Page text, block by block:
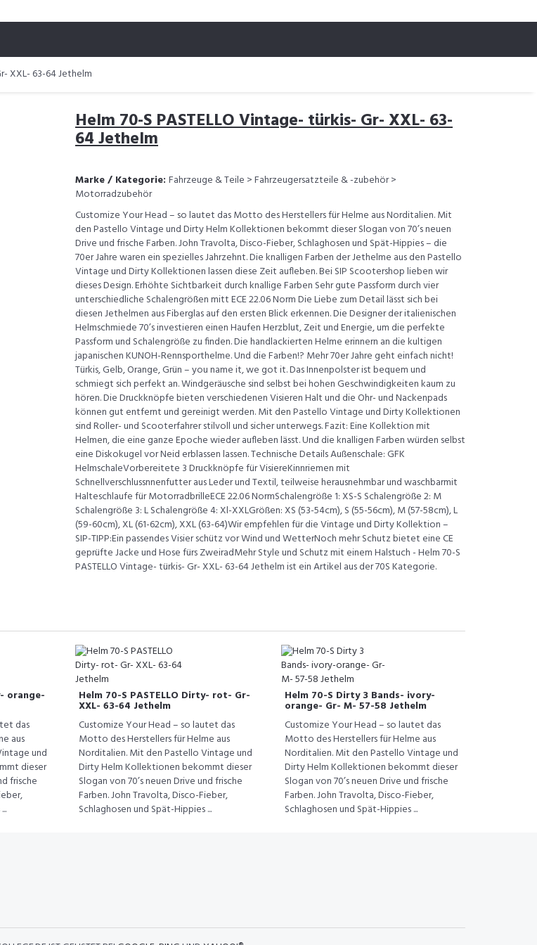
XXL- 63-64 Jethelm
Helm 70-S PASTELLO Vintage- türkis- Gr- XXL- 63-
64 Jethelm
Marke / Kategorie: Fahrzeuge & Teile > Fahrzeugersatzteile & -zubehör >
Motorradzubehör
Customize Your Head – so lautet das Motto des Herstellers für Helme aus Norditalien. Mit
den Pastello Vintage und Dirty Helm Kollektionen bekommt dieser Slogan von 70’s neuen
Drive und frische Farben. John Travolta, Disco-Fieber, Schlaghosen und Spät-Hippies – die
70er Jahre waren ein spezielles Jahrzehnt. Die knalligen Farben der Jethelme aus den Pastello
Vintage und Dirty Kollektionen lassen diese Zeit aufleben. Bei SIP Scootershop lieben wir
dieses Design. Erhöhte Sichtbarkeit durch knallige Farben Sehr gute Passform durch vier
unterschiedliche Schalengrößen mitt ECE 22.06 Norm Die Liebe zum Detail lässt sich bei
diesen Jethelmen aus Fiberglas auf den ersten Blick erkennen. Die Designer der italienischen
Helmschmiede 70’s investieren einen Haufen Herzblut, Zeit und Energie, um die perfekte
Passform und Schalengröße zu finden. Die handlackierten Helme erinnern an die kultigen
japanischen KUNOH-Rennsporthelme. Und die Farben!? Mehr 70er Jahre geht einfach nicht!
Türkis, Gelb, Orange, Grün – you name it, we got it. Das Innenpolster ist bequem und
schmiegt sich perfekt an. Windgeräusche sind selbst bei hohen Geschwindigkeiten kaum zu
hören. Die Druckknöpfe bieten verschiedenen Visieren Halt und die Ohr- und Nackenpads
können gut entfernt und gereinigt werden. Mit den Pastello Vintage und Dirty Kollektionen
sind Roller- und Scooterfahrer stilvoll und sicher unterwegs. Fazit: Eine Kollektion mit
Helmen, die eine ganze Epoche wieder aufleben lässt. Und die knalligen Farben würden selbst
eine Diskokugel vor Neid erblassen lassen. Technische Details Außenschale: GFK
HelmschaleVorbereitete 3 Druckknöpfe für VisiereKinnriemen mit
Schnellverschlussnnenfutter aus Leder und Textil, teilweise herausnehmbar und waschbarmit
Halteschlaufe für MotorradbrilleECE 22.06 NormSchalengröße 1: XS-S Schalengröße 2: M
Schalengröße 3: L Schalengröße 4: Xl-XXLGrößen: XS (53-54cm), S (55-56cm), M (57-58cm), L
(59-60cm), XL (61-62cm), XXL (63-64)Wir empfehlen für die Vintage und Dirty Kollektion –
SIP-TIPP:Ein passendes Visier schütz vor Wind und WetterNoch mehr Schutz bietet eine CE
geprüfte Jacke und Hose fürs ZweiradMehr Style und Schutz mit einem Halstuch - Helm 70-S
PASTELLO Vintage- türkis- Gr- XXL- 63-64 Jethelm ist ein Artikel aus der 70S Kategorie.
orange-
das
aus
und
dieser
frische
Helm 70-S PASTELLO Dirty- rot- Gr-
XXL- 63-64 Jethelm
Customize Your Head – so lautet das
Motto des Herstellers für Helme aus
Norditalien. Mit den Pastello Vintage und
Dirty Helm Kollektionen bekommt dieser
Slogan von 70’s neuen Drive und frische
Farben. John Travolta, Disco-Fieber,
Schlaghosen und Spät-Hippies ...
Helm 70-S Dirty 3 Bands- ivory-
orange- Gr- M- 57-58 Jethelm
Customize Your Head – so lautet das
Motto des Herstellers für Helme aus
Norditalien. Mit den Pastello Vintage und
Dirty Helm Kollektionen bekommt dieser
Slogan von 70’s neuen Drive und frische
Farben. John Travolta, Disco-Fieber,
Schlaghosen und Spät-Hippies ...